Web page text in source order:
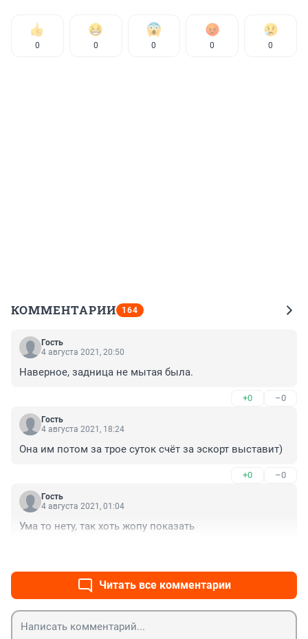
0 0 0 0 0
КОММЕНТАРИИ 164
Гость
4 августа 2021, 20:50
Наверное, задница не мытая была.
+0 –0
Гость
4 августа 2021, 18:24
Она им потом за трое суток счёт за эскорт выставит)
+0 –0
Гость
4 августа 2021, 01:04
Ума то нету, так хоть жопу показать
Читать все комментарии